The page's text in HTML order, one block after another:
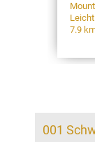
Leicht
7.9
001